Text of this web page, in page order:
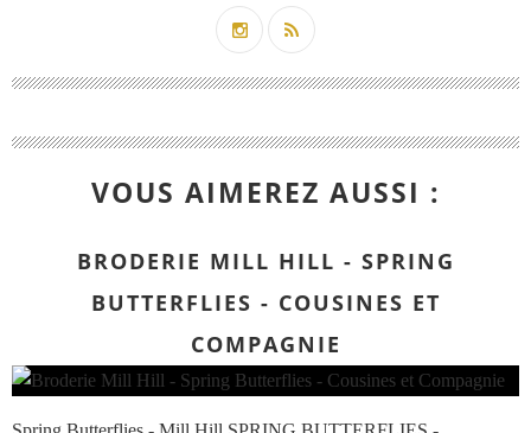
VOUS AIMEREZ AUSSI :
BRODERIE MILL HILL - SPRING
BUTTERFLIES - COUSINES ET
COMPAGNIE